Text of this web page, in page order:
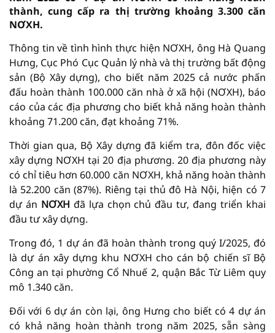
thành, cung cấp ra thị trường khoảng 3.300 căn
NƠXH.
Thông tin về tình hình thực hiện NƠXH, ông Hà Quang
Hưng, Cục Phó Cục Quản lý nhà và thị trường bất động
sản (Bộ Xây dựng), cho biết năm 2025 cả nước phấn
đấu hoàn thành 100.000 căn nhà ở xã hội (NƠXH), báo
cáo của các địa phương cho biết khả năng hoàn thành
khoảng 71.200 căn, đạt khoảng 71%.
Thời gian qua, Bộ Xây dựng đã kiểm tra, đôn đốc việc
xây dựng NƠXH tại 20 địa phương. 20 địa phương này
có chỉ tiêu hơn 60.000 căn NƠXH, khả năng hoàn thành
là 52.200 căn (87%). Riêng tại thủ đô Hà Nội, hiện có 7
dự án NƠXH đã lựa chọn chủ đầu tư, đang triển khai
đầu tư xây dựng.
Trong đó, 1 dự án đã hoàn thành trong quý I/2025, đó
là dự án xây dựng khu NƠXH cho cán bộ chiến sĩ Bộ
Công an tại phường Cổ Nhuế 2, quận Bắc Từ Liêm quy
mô 1.340 căn.
Đối với 6 dự án còn lại, ông Hưng cho biết có 4 dự án
có khả năng hoàn thành trong năm 2025, sẵn sàng